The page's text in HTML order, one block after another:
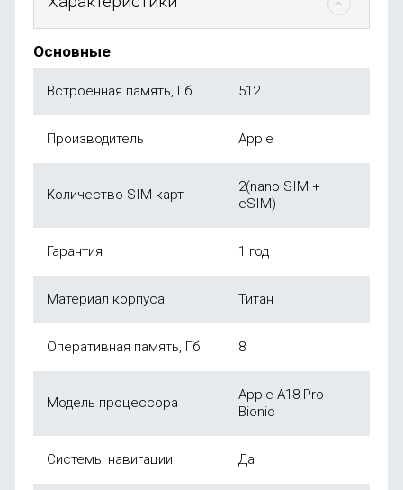
Основные
Встроенная память, Гб 512
Производитель Apple
Количество SIM-карт
2(nano SIM +
eSIM)
Гарантия 1 год
Материал корпуса Титан
Оперативная память, Гб 8
Модель процессора
Apple A18 Pro
Bionic
Системы навигации Да